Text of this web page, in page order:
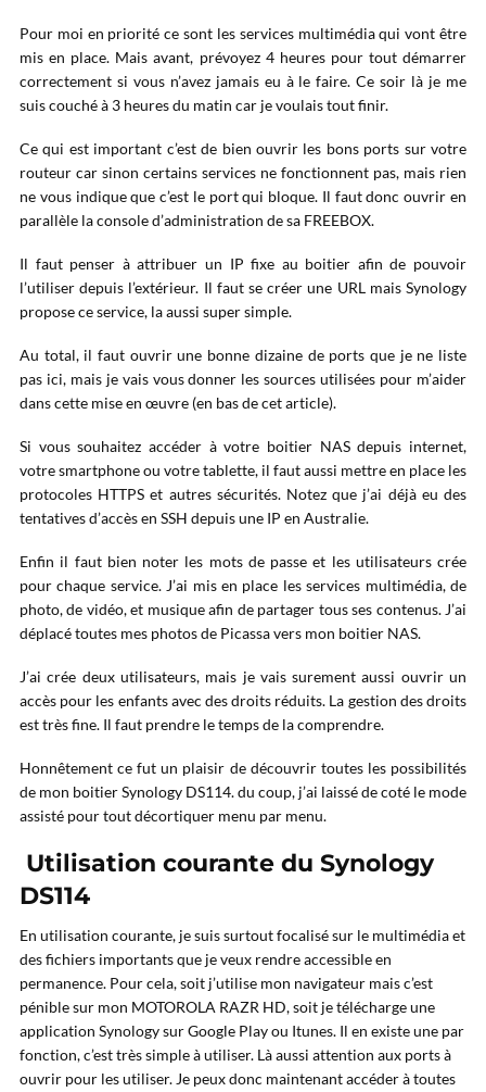
Pour moi en priorité ce sont les services multimédia qui vont être
mis en place. Mais avant, prévoyez 4 heures pour tout démarrer
correctement si vous n’avez jamais eu à le faire. Ce soir là je me
suis couché à 3 heures du matin car je voulais tout finir.
Ce qui est important c’est de bien ouvrir les bons ports sur votre
routeur car sinon certains services ne fonctionnent pas, mais rien
ne vous indique que c’est le port qui bloque. Il faut donc ouvrir en
parallèle la console d’administration de sa FREEBOX.
Il faut penser à attribuer un IP fixe au boitier afin de pouvoir
l’utiliser depuis l’extérieur. Il faut se créer une URL mais Synology
propose ce service, la aussi super simple.
Au total, il faut ouvrir une bonne dizaine de ports que je ne liste
pas ici, mais je vais vous donner les sources utilisées pour m’aider
dans cette mise en œuvre (en bas de cet article).
Si vous souhaitez accéder à votre boitier NAS depuis internet,
votre smartphone ou votre tablette, il faut aussi mettre en place les
protocoles HTTPS et autres sécurités. Notez que j’ai déjà eu des
tentatives d’accès en SSH depuis une IP en Australie.
Enfin il faut bien noter les mots de passe et les utilisateurs crée
pour chaque service. J’ai mis en place les services multimédia, de
photo, de vidéo, et musique afin de partager tous ses contenus. J’ai
déplacé toutes mes photos de Picassa vers mon boitier NAS.
J’ai crée deux utilisateurs, mais je vais surement aussi ouvrir un
accès pour les enfants avec des droits réduits. La gestion des droits
est très fine. Il faut prendre le temps de la comprendre.
Honnêtement ce fut un plaisir de découvrir toutes les possibilités
de mon boitier Synology DS114. du coup, j’ai laissé de coté le mode
assisté pour tout décortiquer menu par menu.
Utilisation courante du Synology
DS114
En utilisation courante, je suis surtout focalisé sur le multimédia et
des fichiers importants que je veux rendre accessible en
permanence. Pour cela, soit j’utilise mon navigateur mais c’est
pénible sur mon MOTOROLA RAZR HD, soit je télécharge une
application Synology sur Google Play ou Itunes. Il en existe une par
fonction, c’est très simple à utiliser. Là aussi attention aux ports à
ouvrir pour les utiliser. Je peux donc maintenant accéder à toutes